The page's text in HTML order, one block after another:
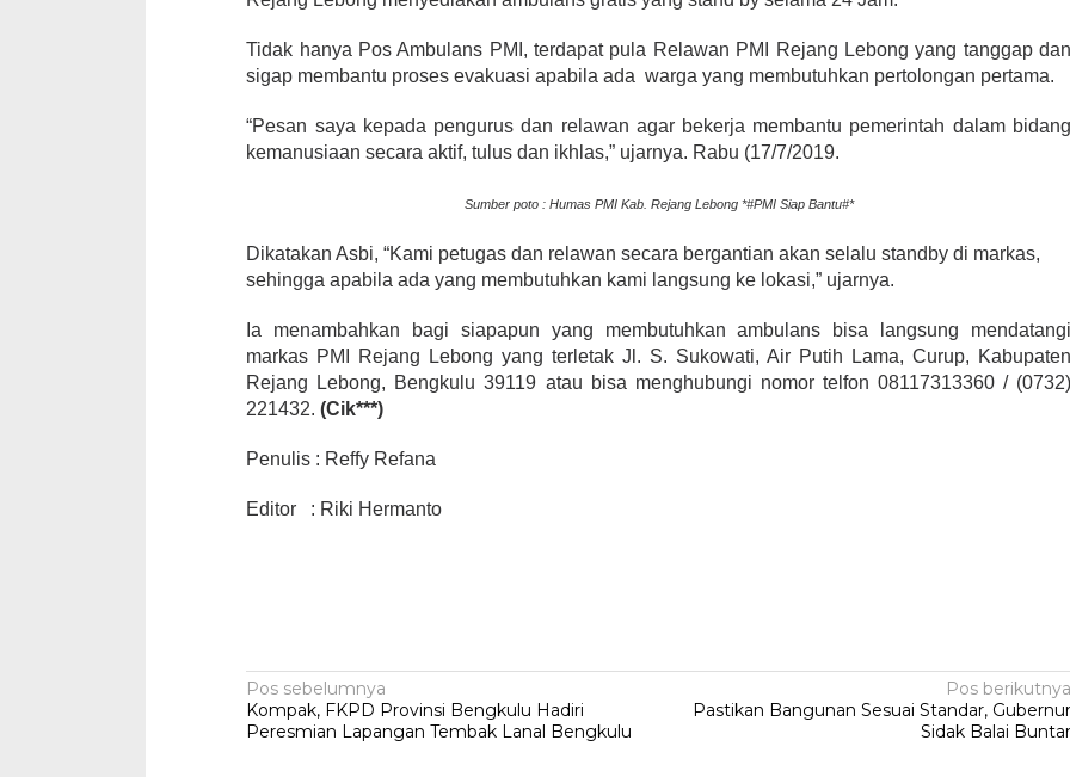
Tidak hanya Pos Ambulans PMI, terdapat pula Relawan PMI Rejang Lebong yang tanggap dan
sigap membantu proses evakuasi apabila ada warga yang membutuhkan pertolongan pertama.
“Pesan saya kepada pengurus dan relawan agar bekerja membantu pemerintah dalam bidang
kemanusiaan secara aktif, tulus dan ikhlas,” ujarnya. Rabu (17/7/2019.
Sumber poto : Humas PMI Kab. Rejang Lebong *#PMI Siap Bantu#*
Dikatakan Asbi, “Kami petugas dan relawan secara bergantian akan selalu standby di markas,
sehingga apabila ada yang membutuhkan kami langsung ke lokasi,” ujarnya.
Ia menambahkan bagi siapapun yang membutuhkan ambulans bisa langsung mendatangi
markas PMI Rejang Lebong yang terletak Jl. S. Sukowati, Air Putih Lama, Curup, Kabupaten
Rejang Lebong, Bengkulu 39119 atau bisa menghubungi nomor telfon 08117313360 / (0732)
221432.(Cik***)
Penulis : Reffy Refana
Editor : Riki Hermanto
Navigasi
pos
Pos sebelumnya
Kompak, FKPD Provinsi Bengkulu Hadiri
Peresmian Lapangan Tembak Lanal Bengkulu
Pos berikutnya
Pastikan Bangunan Sesuai Standar, Gubernur
Sidak Balai Buntar